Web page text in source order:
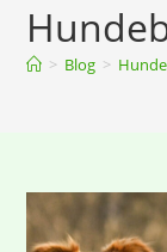
> Blog >